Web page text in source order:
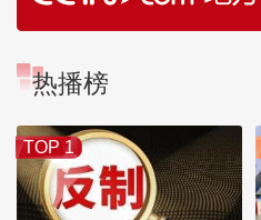
热播榜
TOP 1